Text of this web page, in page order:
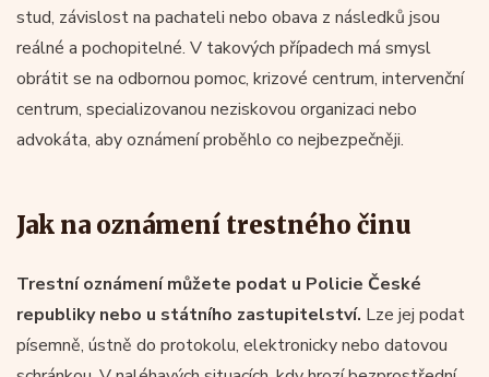
stud, závislost na pachateli nebo obava z následků jsou
reálné a pochopitelné. V takových případech má smysl
obrátit se na odbornou pomoc, krizové centrum, intervenční
centrum, specializovanou neziskovou organizaci nebo
advokáta, aby oznámení proběhlo co nejbezpečněji.
Jak na oznámení trestného činu
Trestní oznámení můžete podat u Policie České
republiky nebo u státního zastupitelství. Lze jej podat
písemně, ústně do protokolu, elektronicky nebo datovou